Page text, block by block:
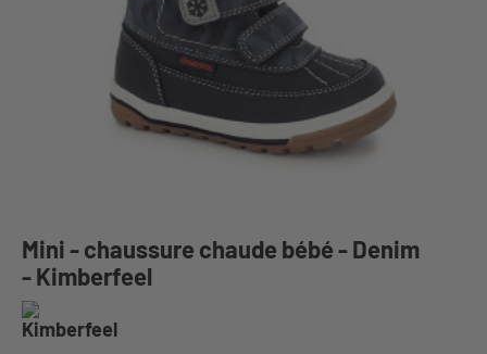
Mini - chaussure chaude bébé - Denim
- Kimberfeel